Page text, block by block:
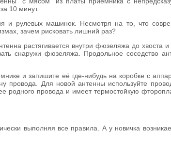
10 минут.
и рулевых машинок. Несмотря на то, что
зачем рисковать лишний раз?
растягивается внутри фюзеляжа до хвоста
снаружи фюзеляжа. Продольное соседство
и запишите её где-нибудь на коробке с
провода. Для новой антенны используйте
провода и имеет термостойкую
выполняя все правила. А у новичка